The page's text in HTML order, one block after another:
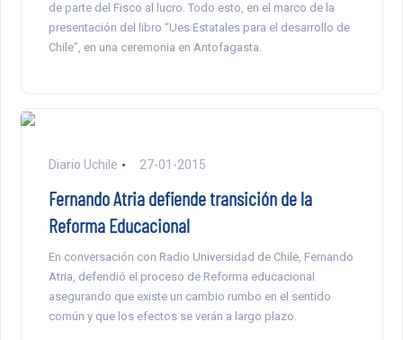
de parte del Fisco al lucro. Todo esto, en el marco de la
presentación del libro “Ues Estatales para el desarrollo de
Chile”, en una ceremonia en Antofagasta.
Diario Uchile 27-01-2015
Fernando Atria defiende transición de la
Reforma Educacional
En conversación con Radio Universidad de Chile, Fernando
Atria, defendió el proceso de Reforma educacional
asegurando que existe un cambio rumbo en el sentido
común y que los efectos se verán a largo plazo.